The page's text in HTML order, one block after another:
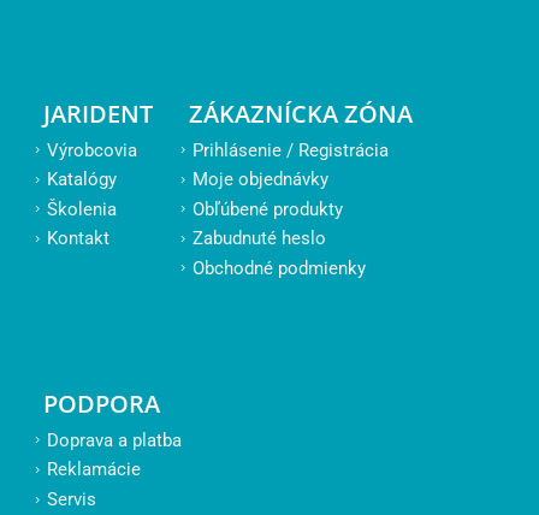
JARIDENT
Výrobcovia
Katalógy
Školenia
Kontakt
ZÁKAZNÍCKA ZÓNA
Prihlásenie / Registrácia
Moje objednávky
Obľúbené produkty
Zabudnuté heslo
Obchodné podmienky
PODPORA
Doprava a platba
Reklamácie
Servis